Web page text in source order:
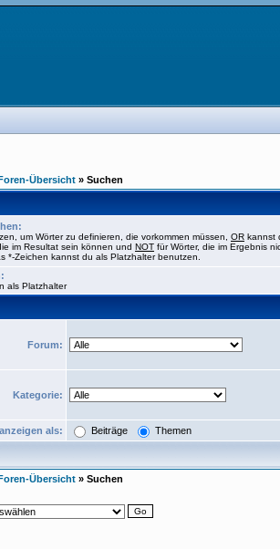
Übersicht » Suchen
um Wörter zu definieren, die vorkommen müssen, OR kannst
im Resultat sein können und NOT für Wörter, die im Ergebnis
*-Zeichen kannst du als Platzhalter benutzen.
als Platzhalter
Forum:
Kategorie:
als: Beiträge Themen
Übersicht » Suchen